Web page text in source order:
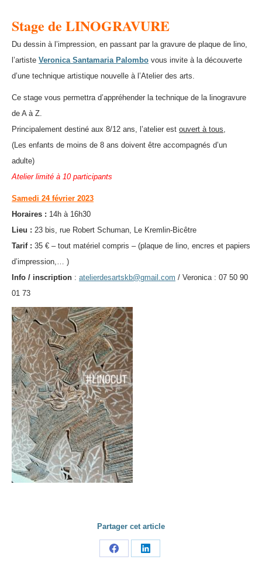
Stage de LINOGRAVURE
Du dessin à l’impression, en passant par la gravure de plaque de lino,
l’artiste Veronica Santamaria Palombo vous invite à la découverte
d’une technique artistique nouvelle à l’Atelier des arts
Ce stage vous permettra d’appréhender la technique de la linogravure
de A à Z.
Principalement destiné aux 8/12 ans, l’atelier est ouvert à tous,
(Les enfants de moins de 8 ans doivent être accompagnés d’un
adulte)
Atelier limité à 10 participants
Samedi 24 février 2023
Horaires : 14h à 16h30
Lieu : 23 bis, rue Robert Schuman, Le Kremlin-Bicêtre
Tarif : 35 € – tout matériel compris – (plaque de lino, encres et papiers
d’impression,… )
Info / inscription : atelierdesartskb@gmail.com / Veronica : 07 50 90
01 73
Partager cet article
Share
Share